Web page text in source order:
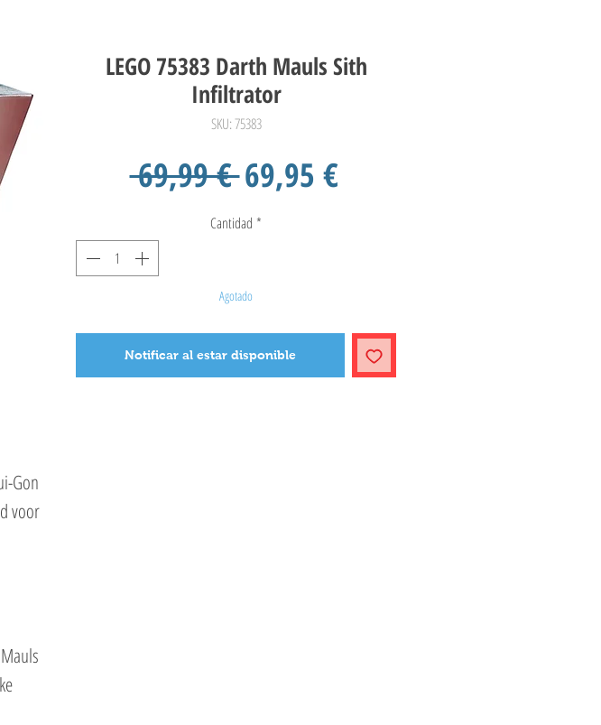
Gon
voor
LEGO 75383 Darth Mauls Sith
Infiltrator
SKU: 75383
69,99 € Precio
69,95 €Precio
Cantidad *
Agotado
Notificar al estar disponible